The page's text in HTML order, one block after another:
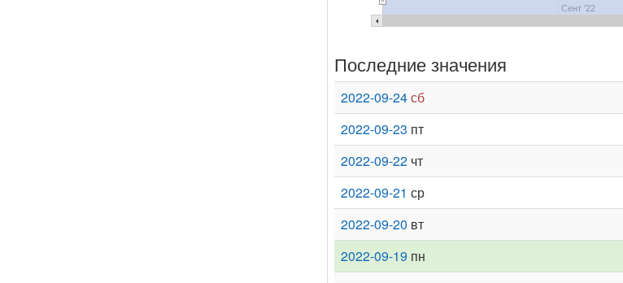
Сент '22
Последние значения
2022-09-24сб
2022-09-23 пт
2022-09-22 чт
2022-09-21 ср
2022-09-20 вт
2022-09-19 пн